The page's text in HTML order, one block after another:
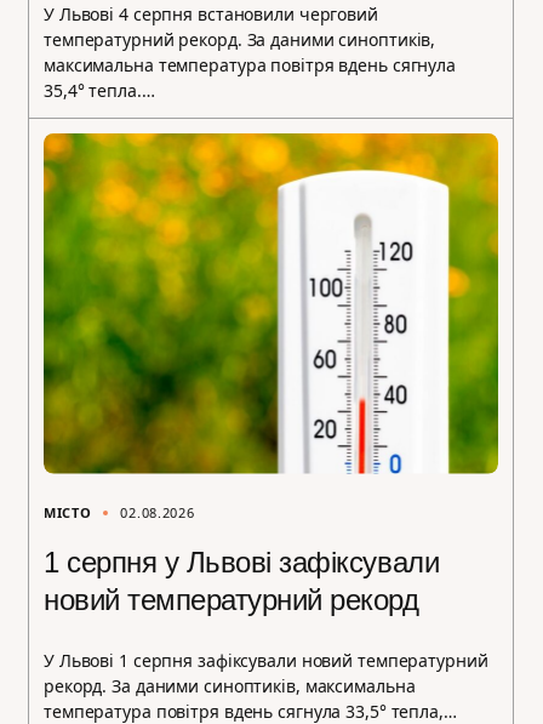
У Львові 4 серпня встановили черговий
температурний рекорд. За даними синоптиків,
максимальна температура повітря вдень сягнула
35,4° тепла.…
МІСТО 02.08.2026
1 серпня у Львові зафіксували
новий температурний рекорд
У Львові 1 серпня зафіксували новий температурний
рекорд. За даними синоптиків, максимальна
температура повітря вдень сягнула 33,5° тепла,…